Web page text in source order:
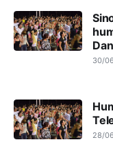
30/
28/
Akò se
Анонимно2806721
Анонимно2808843
reconquista